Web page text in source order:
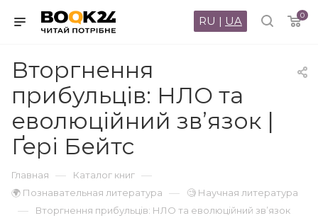
0
RU | UA
Вторгнення
прибульців: НЛО та
еволюційний зв’язок |
Ґері Бейтс
Главная — Каталог книг —
🌍 Познавательная литература — 🧐 Научная литература
— Вторгнення прибульців: НЛО та еволюційний зв’язок